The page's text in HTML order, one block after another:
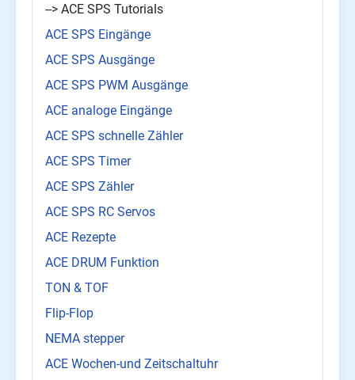
--> ACE SPS Tutorials
ACE SPS Eingänge
ACE SPS Ausgänge
ACE SPS PWM Ausgänge
ACE analoge Eingänge
ACE SPS schnelle Zähler
ACE SPS Timer
ACE SPS Zähler
ACE SPS RC Servos
ACE Rezepte
ACE DRUM Funktion
TON & TOF
Flip-Flop
NEMA stepper
ACE Wochen-und Zeitschaltuhr